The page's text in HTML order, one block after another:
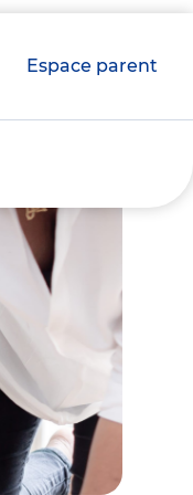
crèche(s)
Espace parent